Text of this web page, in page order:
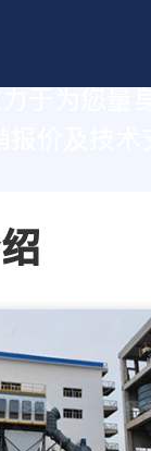
价及技术支